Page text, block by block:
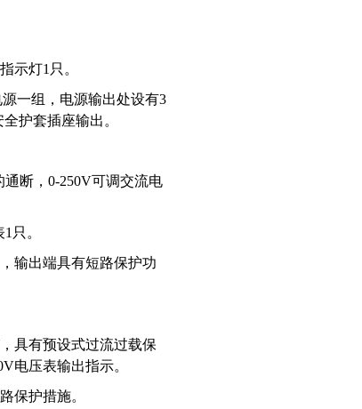
示灯1只。
一组，电源输出处设有3
护套插座输出。
断，0-250V可调交流电
只。
输出端具有短路保护功
具有预设式过流过载保
电压表输出指示。
保护措施。